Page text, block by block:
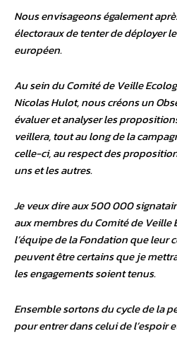
Nous envisageons également
électoraux de tenter de déployer
européen.
Au sein du Comité de Veille
Nicolas Hulot, nous créons un
évaluer et analyser les
veillera, tout au long de la
celle-ci, au respect des
uns et les autres.
Je veux dire aux 500 000
aux membres du Comité de Veille
l’équipe de la Fondation que leur
peuvent être certains que je
les engagements soient tenus.
Ensemble sortons du cycle de la
pour entrer dans celui de l’espoir